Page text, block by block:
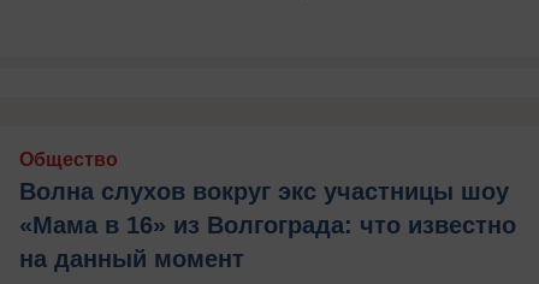
Общество
Волна слухов вокруг экс участницы шоу
«Мама в 16» из Волгограда: что известно
на данный момент